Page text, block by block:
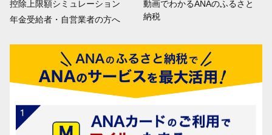
控除上限額シミュレーション
年金受給者・自営業者の方へ
動画でわかるANAのふるさと
納税